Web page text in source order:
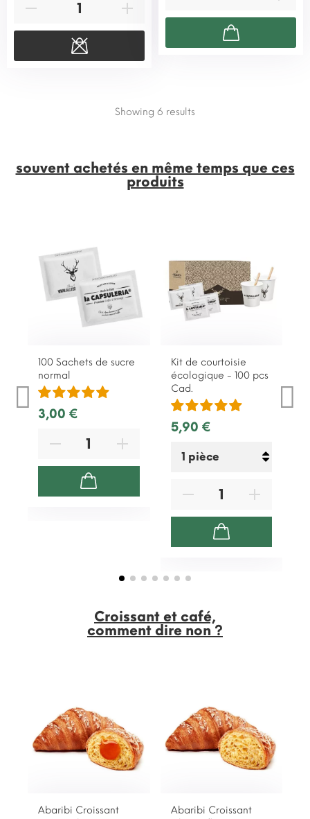
Showing 6 results
souvent achetés en même temps que ces
produits
100 Sachets de sucre
normal
3,00 €
Kit de courtoisie
écologique - 100 pcs
Cad.
5,90 €
Croissant et café,
comment dire non ?
Abaribi Croissant
Abaribi Croissant